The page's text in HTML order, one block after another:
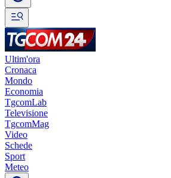
Ultim'ora
Cronaca
Mondo
Economia
TgcomLab
Televisione
TgcomMag
Video
Schede
Sport
Meteo